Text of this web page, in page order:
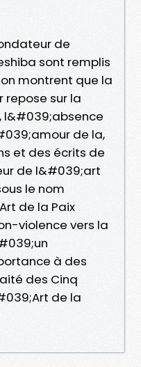
de
sont remplis
montrent que la
repose sur la
l&#039;absence
de la,
et des écrits de
de l&#039;art
le nom
de la Paix
violence vers la
à des
des Cinq
de la